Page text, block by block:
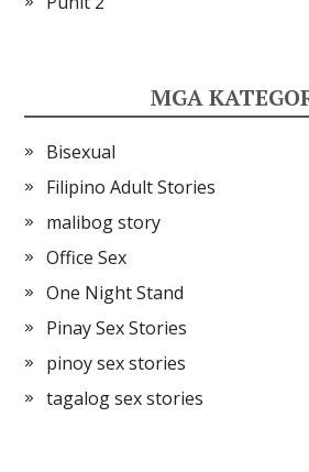
MGA
Bisexual
Filipino Adult Stories
malibog story
Office Sex
One Night Stand
Pinay Sex Stories
pinoy sex stories
tagalog sex stories